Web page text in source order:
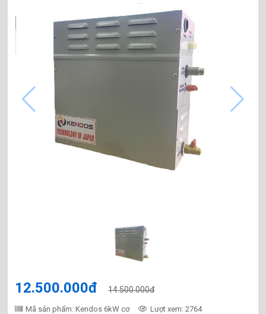
12.500.000đ 14.500.000đ
Mã sản phẩm: Kendos 6kW cơ Lượt xem: 2764